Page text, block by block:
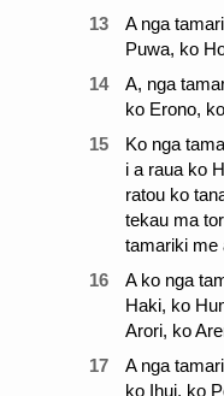
13
A nga
Puwa, ko
14
A, nga
ko Erono,
15
Ko nga
i a raua ko
ratou ko
tekau ma
tamariki me
16
A ko nga
Haki, ko
Arori, ko
17
A nga
ko Ihui, ko